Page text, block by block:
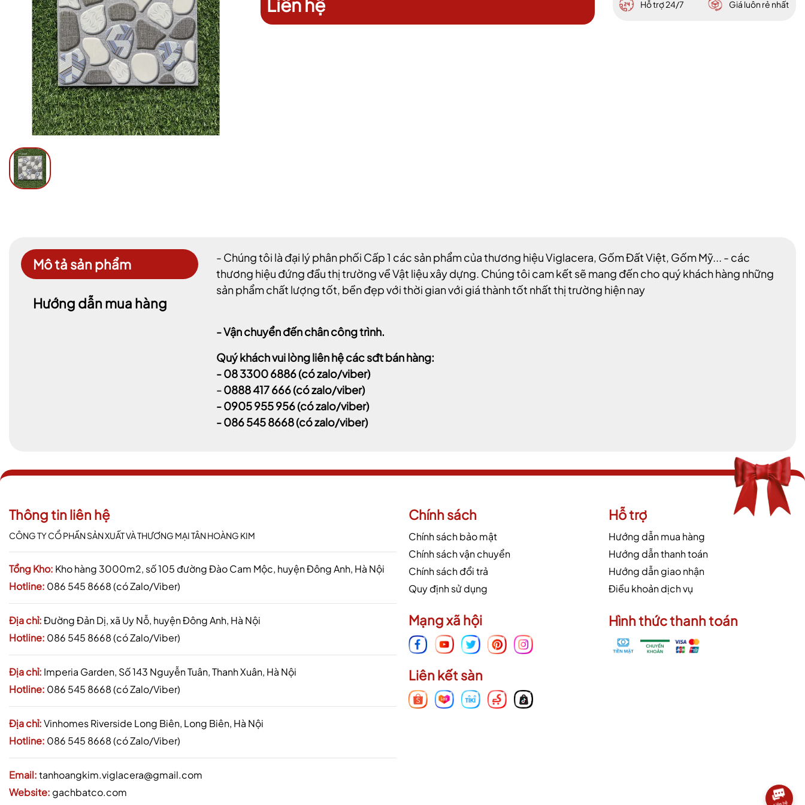
Liên hệ
Hỗ trợ 24/7
Giá luôn rẻ nhất
Mô tả sản phẩm
Hướng dẫn mua hàng
- Chúng tôi là đại lý phân phối Cấp 1 các sản phẩm của thương hiệu Viglacera, Gốm Đất Việt, Gốm Mỹ... - các
thương hiệu đứng đầu thị trường về Vật liệu xây dựng. Chúng tôi cam kết sẽ mang đến cho quý khách hàng những
sản phẩm chất lượng tốt, bền đẹp với thời gian với giá thành tốt nhất thị trường hiện nay
- Vận chuyển đến chân công trình.
Quý khách vui lòng liên hệ các sđt bán hàng:
-08 3300 6886(có zalo/viber)
-0888 417 666(có zalo/viber)
-0905 955 956(có zalo/viber)
- 086 545 8668(có zalo/viber)
Thông tin liên hệ
CÔNG TY CỔ PHẦN SẢN XUẤT VÀ THƯƠNG MẠI TÂN HOÀNG KIM
Tổng Kho: Kho hàng 3000m2, số 105 đường Đào Cam Mộc, huyện Đông Anh, Hà Nội
Hotline: 086 545 8668 (có Zalo/Viber)
Địa chỉ:Đường Đản Dị, xã Uy Nỗ, huyện Đông Anh, Hà Nội
Hotline: 086 545 8668 (có Zalo/Viber)
Địa chỉ: Imperia Garden, Số 143 Nguyễn Tuân, Thanh Xuân, Hà Nội
Hotline: 086 545 8668 (có Zalo/Viber)
Địa chỉ:Vinhomes Riverside Long Biên, Long Biên, Hà Nội
Hotline: 086 545 8668 (có Zalo/Viber)
Email:tanhoangkim.viglacera@gmail.com
Website:gachbatco.com
Chính sách
Chính sách bảo mật
Chính sách vận chuyển
Chính sách đổi trả
Quy định sử dụng
Hỗ trợ
Hướng dẫn mua hàng
Hướng dẫn thanh toán
Hướng dẫn giao nhận
Điều khoản dịch vụ
Mạng xã hội
Liên kết sàn
Hình thức thanh toán